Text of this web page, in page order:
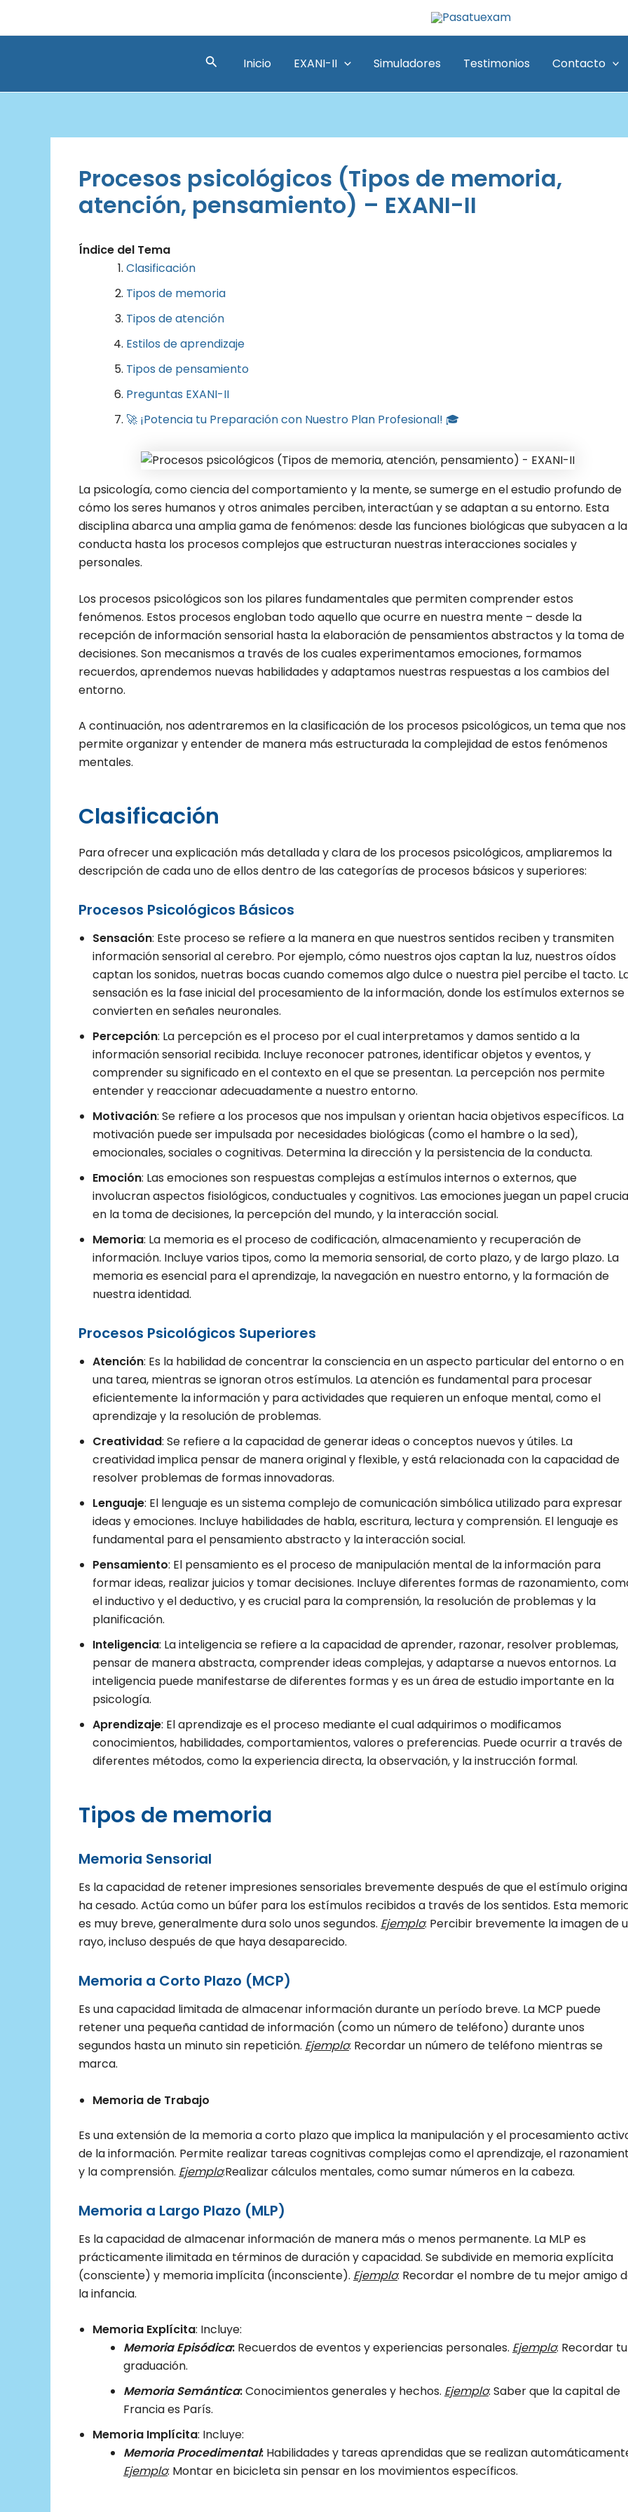
BuscarInicio EXANI-II Simuladores Testimonios Contacto
Procesos psicológicos (Tipos de memoria,
atención, pensamiento) – EXANI-II
Índice del Tema
Clasificación
Tipos de memoria
Tipos de atención
Estilos de aprendizaje
Tipos de pensamiento
Preguntas EXANI-II
🚀 ¡Potencia tu Preparación con Nuestro Plan Profesional! 🎓
La psicología, como ciencia del comportamiento y la mente, se sumerge en el estudio profundo de
cómo los seres humanos y otros animales perciben, interactúan y se adaptan a su entorno. Esta
disciplina abarca una amplia gama de fenómenos: desde las funciones biológicas que subyacen a la
conducta hasta los procesos complejos que estructuran nuestras interacciones sociales y
personales.
Los procesos psicológicos son los pilares fundamentales que permiten comprender estos
fenómenos. Estos procesos engloban todo aquello que ocurre en nuestra mente – desde la
recepción de información sensorial hasta la elaboración de pensamientos abstractos y la toma de
decisiones. Son mecanismos a través de los cuales experimentamos emociones, formamos
recuerdos, aprendemos nuevas habilidades y adaptamos nuestras respuestas a los cambios del
entorno.
A continuación, nos adentraremos en la clasificación de los procesos psicológicos, un tema que nos
permite organizar y entender de manera más estructurada la complejidad de estos fenómenos
mentales.
Clasificación
Para ofrecer una explicación más detallada y clara de los procesos psicológicos, ampliaremos la
descripción de cada uno de ellos dentro de las categorías de procesos básicos y superiores:
Procesos Psicológicos Básicos
Sensación: Este proceso se refiere a la manera en que nuestros sentidos reciben y transmiten
información sensorial al cerebro. Por ejemplo, cómo nuestros ojos captan la luz, nuestros oídos
captan los sonidos, nuetras bocas cuando comemos algo dulce o nuestra piel percibe el tacto.
sensación es la fase inicial del procesamiento de la información, donde los estímulos externos se
convierten en señales neuronales.
Percepción: La percepción es el proceso por el cual interpretamos y damos sentido a la
información sensorial recibida. Incluye reconocer patrones, identificar objetos y eventos, y
comprender su significado en el contexto en el que se presentan. La percepción nos permite
entender y reaccionar adecuadamente a nuestro entorno.
Motivación: Se refiere a los procesos que nos impulsan y orientan hacia objetivos específicos. La
motivación puede ser impulsada por necesidades biológicas (como el hambre o la sed),
emocionales, sociales o cognitivas. Determina la dirección y la persistencia de la conducta.
Emoción: Las emociones son respuestas complejas a estímulos internos o externos, que
involucran aspectos fisiológicos, conductuales y cognitivos. Las emociones juegan un papel
en la toma de decisiones, la percepción del mundo, y la interacción social.
Memoria: La memoria es el proceso de codificación, almacenamiento y recuperación de
información. Incluye varios tipos, como la memoria sensorial, de corto plazo, y de largo plazo. La
memoria es esencial para el aprendizaje, la navegación en nuestro entorno, y la formación de
nuestra identidad.
Procesos Psicológicos Superiores
Atención: Es la habilidad de concentrar la consciencia en un aspecto particular del entorno o en
una tarea, mientras se ignoran otros estímulos. La atención es fundamental para procesar
eficientemente la información y para actividades que requieren un enfoque mental, como el
aprendizaje y la resolución de problemas.
Creatividad: Se refiere a la capacidad de generar ideas o conceptos nuevos y útiles. La
creatividad implica pensar de manera original y flexible, y está relacionada con la capacidad de
resolver problemas de formas innovadoras.
Lenguaje: El lenguaje es un sistema complejo de comunicación simbólica utilizado para expresar
ideas y emociones. Incluye habilidades de habla, escritura, lectura y comprensión. El lenguaje es
fundamental para el pensamiento abstracto y la interacción social.
Pensamiento: El pensamiento es el proceso de manipulación mental de la información para
formar ideas, realizar juicios y tomar decisiones. Incluye diferentes formas de razonamiento,
el inductivo y el deductivo, y es crucial para la comprensión, la resolución de problemas y la
planificación.
Inteligencia: La inteligencia se refiere a la capacidad de aprender, razonar, resolver problemas,
pensar de manera abstracta, comprender ideas complejas, y adaptarse a nuevos entornos. La
inteligencia puede manifestarse de diferentes formas y es un área de estudio importante en la
psicología.
Aprendizaje: El aprendizaje es el proceso mediante el cual adquirimos o modificamos
conocimientos, habilidades, comportamientos, valores o preferencias. Puede ocurrir a través de
diferentes métodos, como la experiencia directa, la observación, y la instrucción formal.
Tipos de memoria
Memoria Sensorial
Es la capacidad de retener impresiones sensoriales brevemente después de que el estímulo
ha cesado. Actúa como un búfer para los estímulos recibidos a través de los sentidos. Esta
es muy breve, generalmente dura solo unos segundos. Ejemplo: Percibir brevemente la imagen de
rayo, incluso después de que haya desaparecido.
Memoria a Corto Plazo (MCP)
Es una capacidad limitada de almacenar información durante un período breve. La MCP puede
retener una pequeña cantidad de información (como un número de teléfono) durante unos
segundos hasta un minuto sin repetición. Ejemplo: Recordar un número de teléfono mientras se
marca.
Memoria de Trabajo
Es una extensión de la memoria a corto plazo que implica la manipulación y el procesamiento
de la información. Permite realizar tareas cognitivas complejas como el aprendizaje, el
y la comprensión. Ejemplo:Realizar cálculos mentales, como sumar números en la cabeza.
Memoria a Largo Plazo (MLP)
Es la capacidad de almacenar información de manera más o menos permanente. La MLP es
prácticamente ilimitada en términos de duración y capacidad. Se subdivide en memoria explícita
(consciente) y memoria implícita (inconsciente). Ejemplo: Recordar el nombre de tu mejor amigo
la infancia.
Memoria Explícita: Incluye:
Memoria Episódica: Recuerdos de eventos y experiencias personales. Ejemplo: Recordar tu
graduación.
Memoria Semántica:Conocimientos generales y hechos. Ejemplo: Saber que la capital de
Francia es París.
Memoria Implícita: Incluye:
Memoria Procedimental: Habilidades y tareas aprendidas que se realizan
Ejemplo: Montar en bicicleta sin pensar en los movimientos específicos.